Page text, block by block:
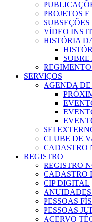
PROJETOS E
SUBSEÇÕES
VÍDEO
HISTÓRIA
SOBRE
SERVIÇOS
AGENDA DE
SEI
CLUBE DE
CADASTRO
REGISTRO
REGISTRO
CADASTRO
CIP DIGITAL
PESSOAS
PESSOAS
ACERVO